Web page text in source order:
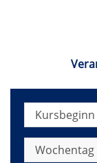
Kursbeginn
Wochentag